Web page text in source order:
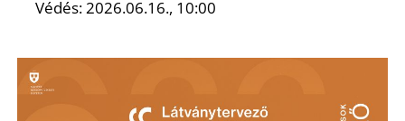
Védés: 2026.06.16., 10:00